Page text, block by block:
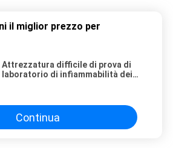
il miglior prezzo per
Attrezzatura difficile di prova di
laboratorio di infiammabilità dei
Continua